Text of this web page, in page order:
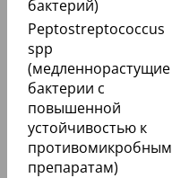
бактерий)
Peptostreptococcus
spp
(медленнорастущие
бактерии с
повышенной
устойчивостью к
противомикробным
препаратам)